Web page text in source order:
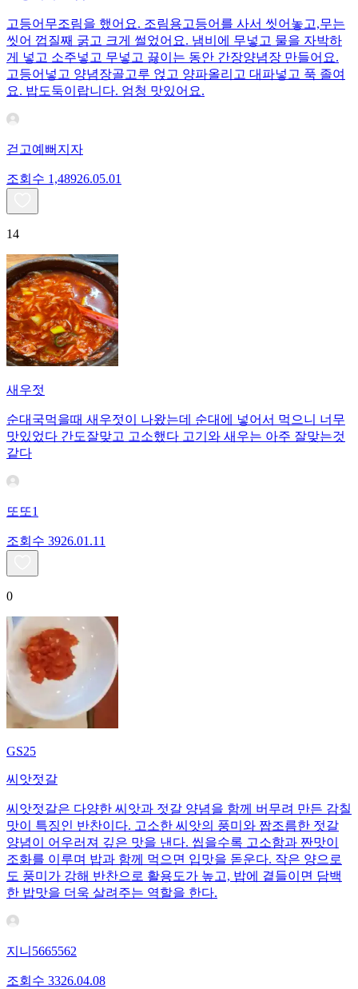
고등어무조림을 했어요. 조림용고등어를 사서 씻어놓고,무는
씻어 껍질째 굵고 크게 썰었어요. 냄비에 무넣고 물을 자박하
게 넣고 소주넣고 무넣고 끓이는 동안 간장양념장 만들어요.
고등어넣고 양념장골고루 얹고 양파올리고 대파넣고 푹 졸여
요. 밥도둑이랍니다. 엄청 맛있어요.
걷고예뻐지자
조회수 1,48926.05.01
14
새우젓
순대국먹을때 새우젓이 나왔는데 순대에 넣어서 먹으니 너무
맛있었다 간도잘맞고 고소했다 고기와 새우는 아주 잘맞는것
같다
또또1
조회수 3926.01.11
0
GS25
씨앗젓갈
씨앗젓갈은 다양한 씨앗과 젓갈 양념을 함께 버무려 만든 감칠
맛이 특징인 반찬이다. 고소한 씨앗의 풍미와 짭조름한 젓갈
양념이 어우러져 깊은 맛을 낸다. 씹을수록 고소함과 짠맛이
조화를 이루며 밥과 함께 먹으면 입맛을 돋운다. 작은 양으로
도 풍미가 강해 반찬으로 활용도가 높고, 밥에 곁들이면 담백
한 밥맛을 더욱 살려주는 역할을 한다.
지니5665562
조회수 3326.04.08